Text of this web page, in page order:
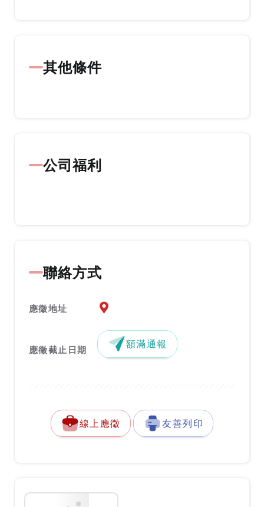
其他條件
公司福利
聯絡方式
應徵地址 應徵地址地圖『另開新視窗』
應徵截止日期 額滿通報
線上應徵 友善列印